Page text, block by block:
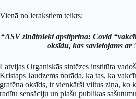
Vienā no ierakstiem teikts:
“ASV zinātnieki apstiprina: Covid
oksīdu, kas savietojams ar
Latvijas Organiskās sintēzes institūta
Kristaps Jaudzems norāda, ka tas, ka
grafēna oksīds, ir vienkārši viltus ziņa, ko
radītu sensāciju un plašu publikas